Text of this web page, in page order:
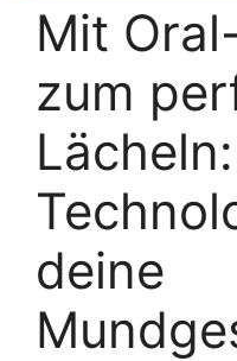
Mit
zum
deine